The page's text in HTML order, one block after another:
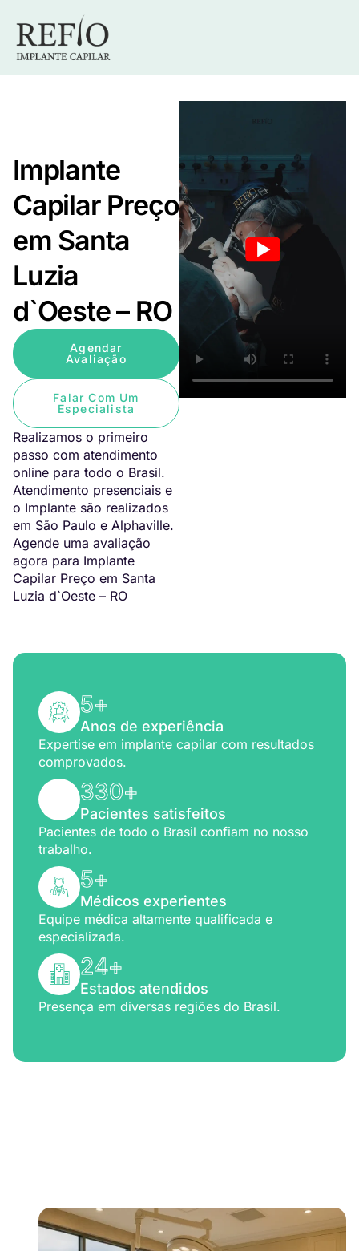
Implante
Capilar Preço
em Santa
Luzia
d`Oeste – RO
Agendar
Avaliação
Falar Com Um
Especialista
Realizamos o primeiro
passo com atendimento
online para todo o Brasil.
Atendimento presenciais e
o Implante são realizados
em São Paulo e Alphaville.
Agende uma avaliação
agora para Implante
Capilar Preço em Santa
Luzia d`Oeste – RO
5+
Anos de experiência
Expertise em implante capilar com resultados
comprovados.
330+
Pacientes satisfeitos
Pacientes de todo o Brasil confiam no nosso
trabalho.
5+
Médicos experientes
Equipe médica altamente qualificada e
especializada.
24+
Estados atendidos
Presença em diversas regiões do Brasil.